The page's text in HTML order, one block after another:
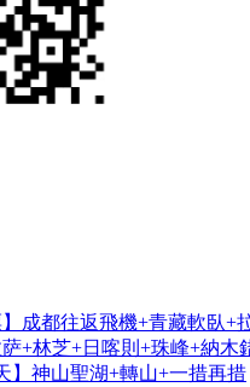
成都往返飛機+青藏軟臥+
+林芝+日喀則+珠峰+納木
】神山聖湖+轉山+一措再措